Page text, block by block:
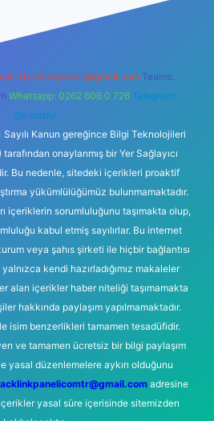
backlinkpaneli@gmail.com Teams:
Whatsapp: 0262 606 0 726 Telegram:
@karabul
Sayılı Kanun gereğince Bilgi Teknolojileri
onaylanmış bir Yer Sağlayıcı
Bu nedenle, sitedeki içerikleri proaktif
yükümlülüğümüz bulunmamaktadır.
içeriklerin sorumluluğunu taşımakta olup,
kabul etmiş sayılırlar. Bu internet
veya şahıs şirketi ile hiçbir bağlantısı
kendi hazırladığımız makaleler
alan içerikler haber niteliği taşımamakta
hakkında paylaşım yapılmamaktadır.
isim benzerlikleri tamamen tesadüfidir.
ve tamamen ücretsiz bir bilgi paylaşım
yasal düzenlemelere aykırı olduğunu
adresine
yasal süre içerisinde sitemizden